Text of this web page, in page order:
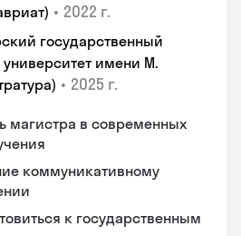
• 2022 г.
государственный
университет имени М.
• 2025 г.
магистра в современных
коммуникативному
к государственным